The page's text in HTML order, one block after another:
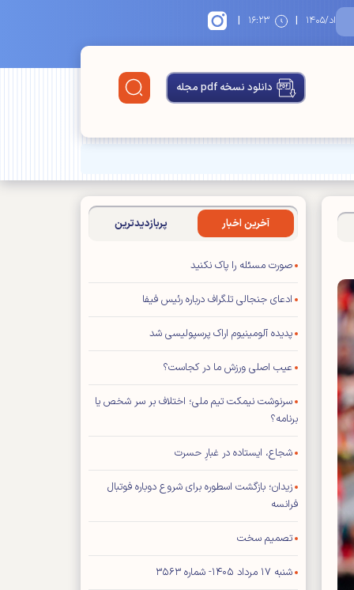
| ۱۶:۲۳ |
دانلود نسخه pdf مجله
آخرین اخبار پربازدیدترین
صورت مسئله را پاک نکنید
ادعای جنجالی تلگراف درباره رئیس فیفا
پدیده آلومینیوم اراک پرسپولیسی شد
عیب اصلی ورزش ما در کجاست؟
سرنوشت نیمکت تیم ملی؛ اختلاف بر سر شخص یا
برنامه؟
شجاع، ایستاده در غبارِ حسرت
زیدان؛ بازگشت اسطوره برای شروع دوباره فوتبال
فرانسه
تصمیم سخت
شنبه ۱۷ مرداد ۱۴۰۵- شماره ۳۵۶۳